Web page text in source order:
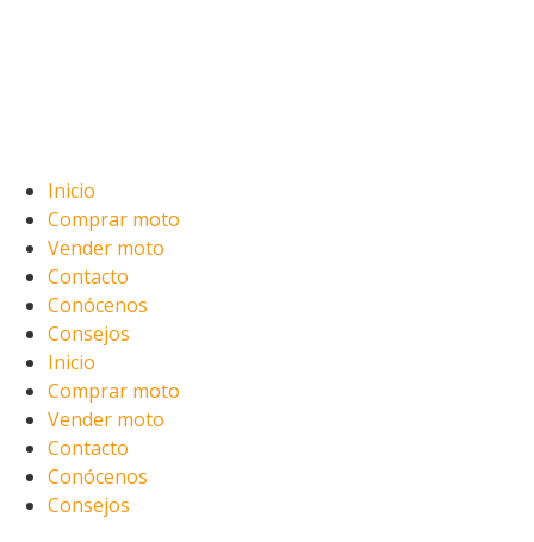
Inicio
Comprar moto
Vender moto
Contacto
Conócenos
Consejos
Inicio
Comprar moto
Vender moto
Contacto
Conócenos
Consejos